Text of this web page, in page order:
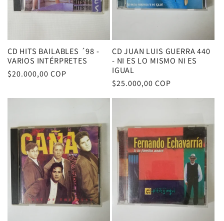
CD HITS BAILABLES ´98 -
VARIOS INTÉRPRETES
Precio
$20.000,00 COP
CD JUAN LUIS GUERRA 440
- NI ES LO MISMO NI ES
IGUAL
Precio
$25.000,00 COP